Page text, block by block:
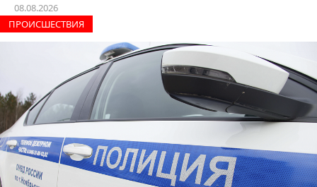
08.08.2026
ПРОИCШЕСТВИЯ